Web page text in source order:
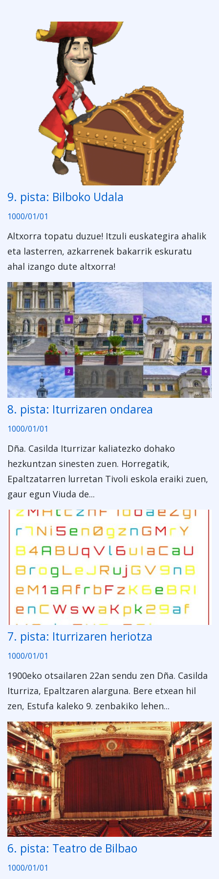
9. pista: Bilboko Udala
1000/01/01
Altxorra topatu duzue! Itzuli euskategira ahalik
eta lasterren, azkarrenek bakarrik eskuratu
ahal izango dute altxorra!
8. pista: Iturrizaren ondarea
1000/01/01
Dña. Casilda Iturrizar kaliatezko dohako
hezkuntzan sinesten zuen. Horregatik,
Epaltzatarren lurretan Tivoli eskola eraiki zuen,
gaur egun Viuda de...
7. pista: Iturrizaren heriotza
1000/01/01
1900eko otsailaren 22an sendu zen Dña. Casilda
Iturriza, Epaltzaren alarguna. Bere etxean hil
zen, Estufa kaleko 9. zenbakiko lehen...
6. pista: Teatro de Bilbao
1000/01/01